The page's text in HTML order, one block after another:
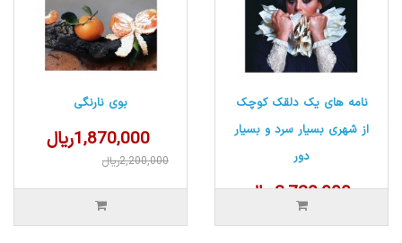
بوی نارنگی
1,870,000ریال
2,200,000ریال
نامه های یک دلقک کوچک
از شهری بسیار سرد و بسیار
دور
2,720,000ریال